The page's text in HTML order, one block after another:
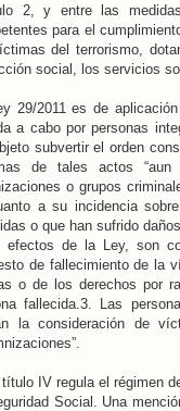
2, y entre las
para el
del terrorismo,
social, los servicios
29/2011 es de
a cabo por personas
subvertir el orden
de tales actos “aun
o grupos
a su incidencia
o que han sufrido
efectos de la Ley, son
de fallecimiento de la
o de los derechos por
fallecida.3. Las
la consideración de
IV regula el régimen
Social. Una